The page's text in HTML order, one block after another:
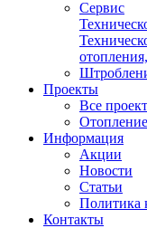
Сервис
Проекты
Все
Отопление
Информация
Акции
Новости
Статьи
Политика
Контакты